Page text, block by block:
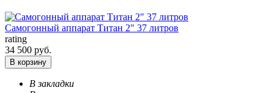
Самогонный аппарат Титан 2" 37 литров
rating
34 500 руб.
В корзину
В закладки